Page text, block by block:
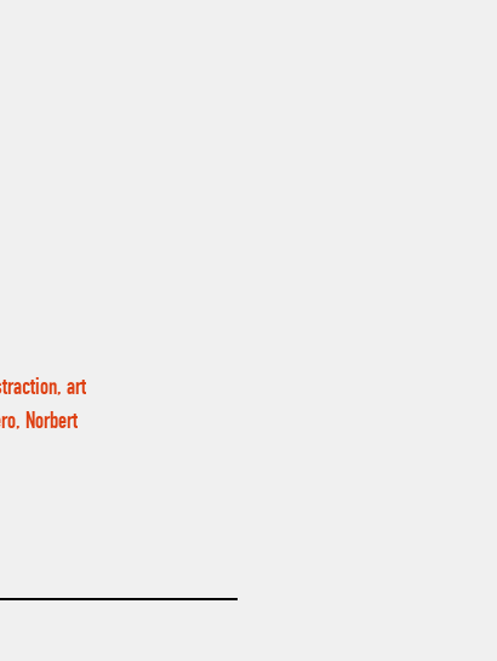
art
Norbert